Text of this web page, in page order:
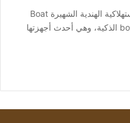
[ad_1] كشفت شركة الإلكترونيات الاستهلاكية الهندية الشهيرة Boat
مؤخرًا عن ساعة boAt Lunar Embrace الذكية، وهي أحدث أجهزتها